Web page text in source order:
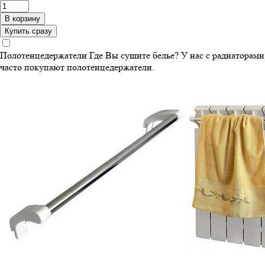
В корзину
Купить сразу
Полотенцедержатели Где Вы сушите белье? У нас с радиаторами
часто покупают полотенцедержатели.